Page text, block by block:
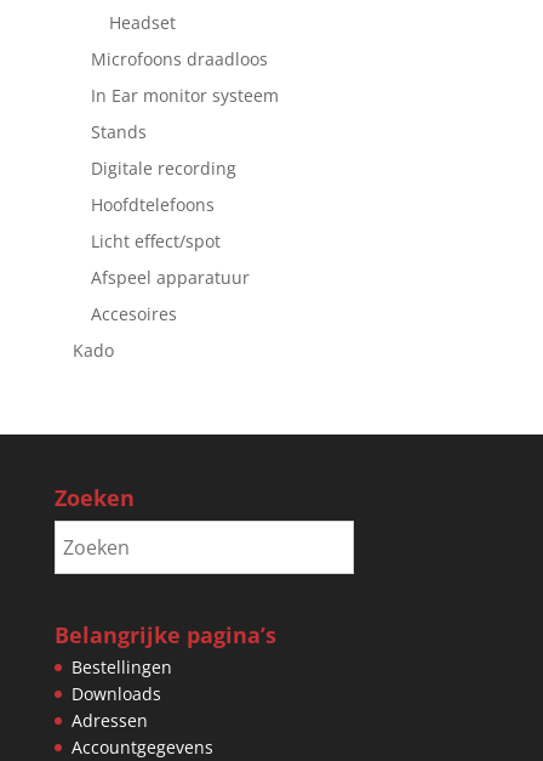
Headset
Microfoons draadloos
In Ear monitor systeem
Stands
Digitale recording
Hoofdtelefoons
Licht effect/spot
Afspeel apparatuur
Accesoires
Kado
Zoeken
Belangrijke pagina’s
Bestellingen
Downloads
Adressen
Accountgegevens